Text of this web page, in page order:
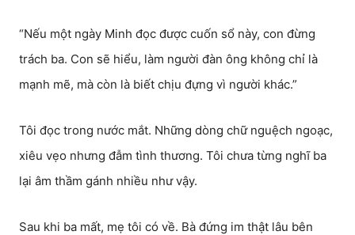
“Nếu một ngày Minh đọc được cuốn sổ này, con đừng
trách ba. Con sẽ hiểu, làm người đàn ông không chỉ là
mạnh mẽ, mà còn là biết chịu đựng vì người khác.”
Tôi đọc trong nước mắt. Những dòng chữ nguệch ngoạc,
xiêu vẹo nhưng đẫm tình thương. Tôi chưa từng nghĩ ba
lại âm thầm gánh nhiều như vậy.
Sau khi ba mất, mẹ tôi có về. Bà đứng im thật lâu bên